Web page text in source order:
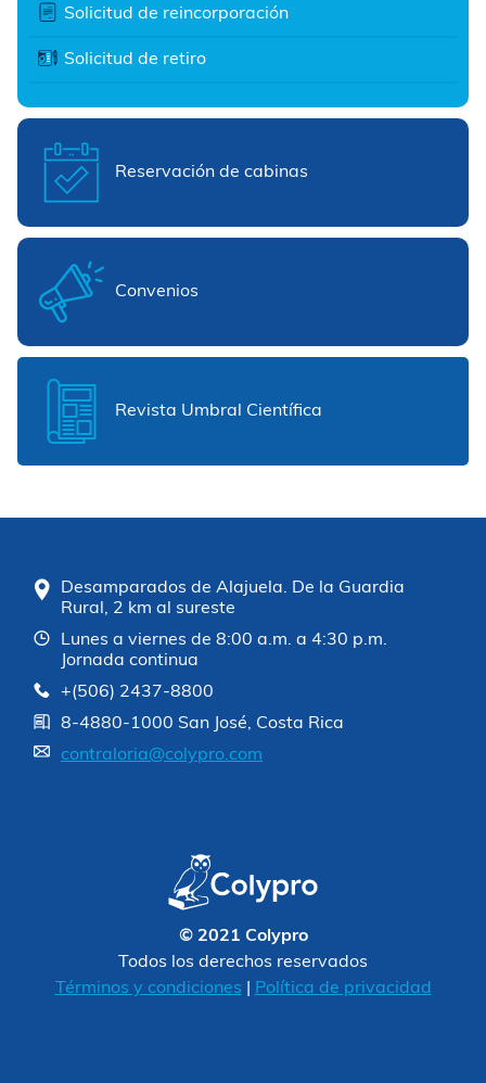
Solicitud de reincorporación
Solicitud de retiro
Reservación de cabinas
Convenios
Revista Umbral Científica
Desamparados de Alajuela. De la Guardia
Rural, 2 km al sureste
Lunes a viernes de 8:00 a.m. a 4:30 p.m.
Jornada continua
+(506) 2437-8800
8-4880-1000 San José, Costa Rica
contraloria@colypro.com
© 2021 Colypro
Todos los derechos reservados
Términos y condiciones
Política de privacidad